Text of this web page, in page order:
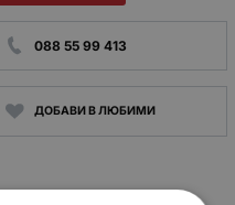
088 55 99 413
ДОБАВИ В ЛЮБИМИ